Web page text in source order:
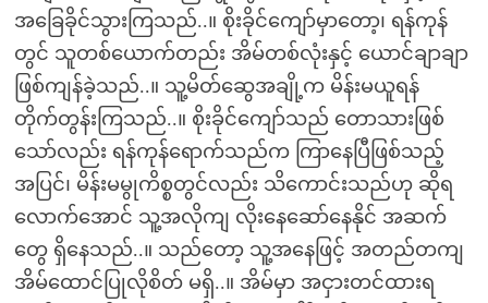
အခြေခိုင်သွားကြသည်..။ စိုးခိုင်ကျော်မှာတော့၊ ရန်ကုန်
တွင် သူတစ်ယောက်တည်း အိမ်တစ်လုံးနှင့် ယောင်ချာချာ
ဖြစ်ကျန်ခဲ့သည်..။ သူ့မိတ်ဆွေအချို့က မိန်းမယူရန်
တိုက်တွန်းကြသည်..။ စိုးခိုင်ကျော်သည် တောသားဖြစ်
သော်လည်း ရန်ကုန်ရောက်သည်က ကြာနေပြီဖြစ်သည့်
အပြင်၊ မိန်းမမွုကိစ္စတွင်လည်း သိကောင်းသည်ဟု ဆိုရ
လောက်အောင် သူ့အလိုကျ လိုးနေဆော်နေနိုင် အဆက်
တွေ ရှိနေသည်..။ သည်တော့ သူ့အနေဖြင့် အတည်တကျ
အိမ်ထောင်ပြုလိုစိတ် မရှိ..။ အိမ်မှာ အငှားတင်ထားရ